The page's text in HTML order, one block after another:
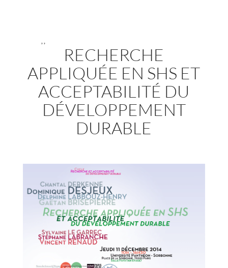
,,
RECHERCHE
APPLIQUÉE EN SHS ET
ACCEPTABILITÉ DU
DÉVELOPPEMENT
DURABLE